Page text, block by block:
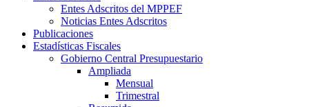
Entes Adscritos del MPPEF
Noticias Entes Adscritos
Publicaciones
Estadísticas Fiscales
Gobierno Central Presupuestario
Ampliada
Mensual
Trimestral